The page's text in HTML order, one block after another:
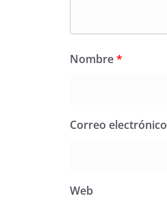
Nombre*
Correo electrónico
Web